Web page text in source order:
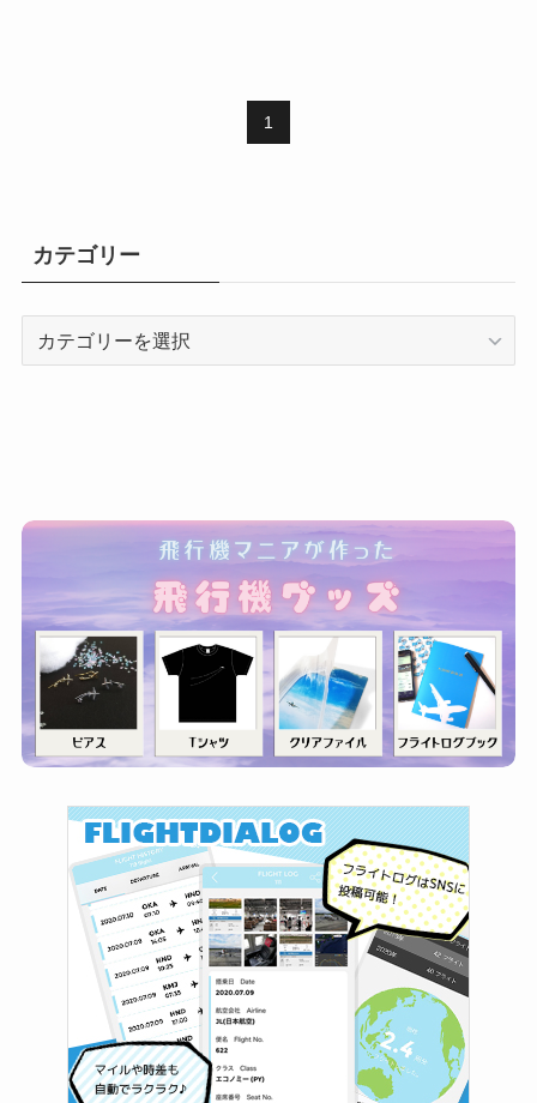
1
カテゴリー